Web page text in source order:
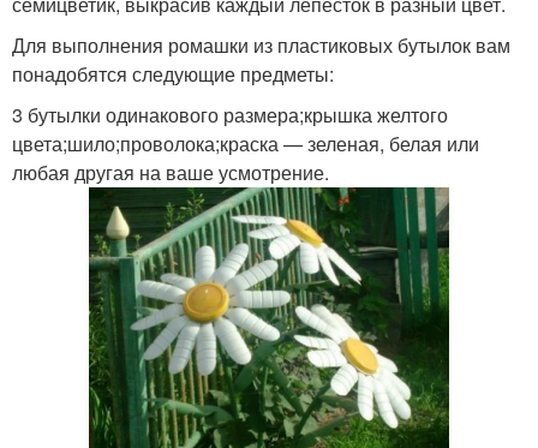
Для выполнения ромашки из пластиковых бутылок вам
понадобятся следующие предметы:
3 бутылки одинакового размера;крышка желтого
цвета;шило;проволока;краска — зеленая, белая или
любая другая на ваше усмотрение.